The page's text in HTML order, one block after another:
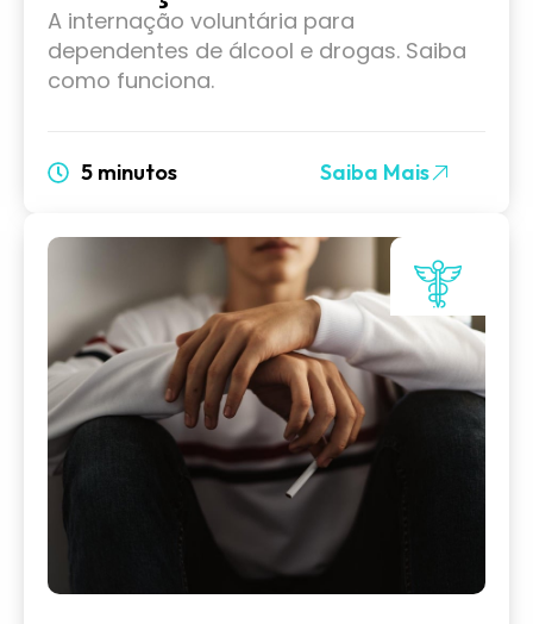
A internação voluntária para
dependentes de álcool e drogas. Saiba
como funciona.
5 minutos Saiba Mais